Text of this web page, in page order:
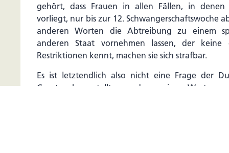
gehört, dass Frauen in allen Fällen, in denen
vorliegt, nur bis zur 12. Schwangerschaftswoche
anderen Worten die Abtreibung zu einem
anderen Staat vornehmen lassen, der keine
Restriktionen kennt, machen sie sich strafbar.
Es ist letztendlich also nicht eine Frage der
Gesetzgeber stellt, sondern eine